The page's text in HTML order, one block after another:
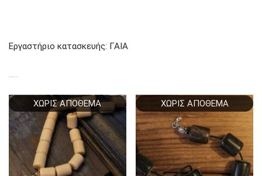
Εργαστήριο κατασκευής: ΓΑΙΑ
ΧΩΡΊΣ ΑΠΌΘΕΜΑ ΧΩΡΊΣ ΑΠΌΘΕΜΑ